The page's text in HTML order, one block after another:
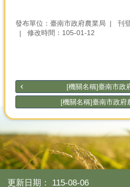
發布單位：臺南市政府農業局
刊
修改時間：105-01-12
[機關名稱]臺南市政
[機關名稱]臺南市政府
更新日期： 115-08-06